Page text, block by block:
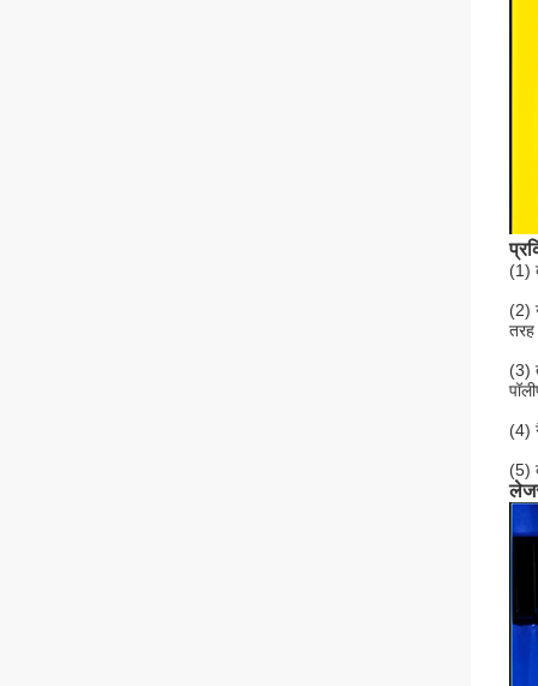
(1)
(2)
तरह
(3)
(4)
(5)